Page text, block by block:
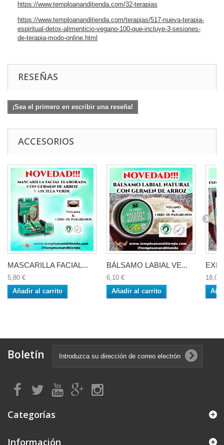
https://www.temploananditienda.com/32-terapias
https://www.temploananditienda.com/terapias/517-nueva-terapia-
espiritual-detox-alimenticio-vegano-100-que-incluye-3-sesiones-
de-terapia-modo-online.html
RESEÑAS
¡Sea el primero en escribir una reseña!
ACCESORIOS
MASCARILLA FACIAL...
5,80 €
Añadir al carrito
BÁLSAMO LABIAL VE...
6,10 €
Añadir al carrito
18,00
Boletín
Categorías
Información